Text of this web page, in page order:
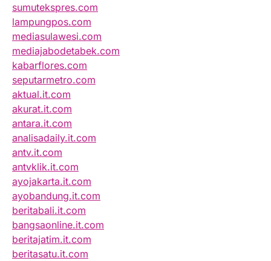
sumutekspres.com
lampungpos.com
mediasulawesi.com
mediajabodetabek.com
kabarflores.com
seputarmetro.com
aktual.it.com
akurat.it.com
antara.it.com
analisadaily.it.com
antv.it.com
antvklik.it.com
ayojakarta.it.com
ayobandung.it.com
beritabali.it.com
bangsaonline.it.com
beritajatim.it.com
beritasatu.it.com